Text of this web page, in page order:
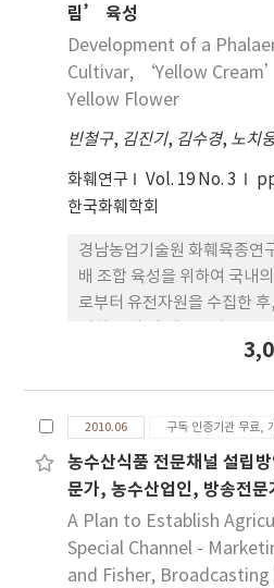
한핑크 계의 꽃을 가진 소륜
하며 화경의 분지성이 높 아
이 좋다. ‘리틀핑크스타’는
배하기가 용이하였으며 평균
고 소비자기호도가 높을 것으
립종자원에 품종출원하여
림’ 육성
Development of a
Cultivar, ‘Yellow
Yellow Flower
빈철구, 김진기, 김수경, 노치
화훼연구 Vol. 19 No. 3
한국화훼학회
경남농업기술원 화훼육종연
배 조합 육성을 위하여 국내
로부터 유전자원을 수집한
2008년까지 3회 의 특성검
설판은 적색을 띤다. 꽃 크기
도로 꽃이 큰 편이며 대비품
립이 붉으며 꽃잎의 모양이
양을 가지고 있다. 또한 꽃배
은 편이다. 엽색은 연한 녹색
재배하기가 용이하다. 평균
2010.06 구독 인증기관 무료,
농수산식품 전문채널 설립
문가, 농수산업인, 방송전문
A Plan to Establish
Special Channel -
and Fisher, Broadcasting